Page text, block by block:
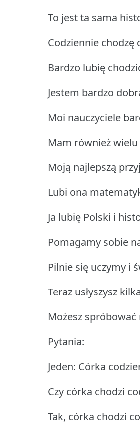
To jest ta sama
Codziennie chodzę
Bardzo lubię
Jestem bardzo
Moi nauczyciele
Mam również wielu
Moją najlepszą
Lubi ona
Ja lubię Polski i
Pomagamy sobie
Pilnie się uczymy i
Teraz usłyszysz
Możesz
Pytania:
Jeden: Córka
Czy córka chodzi
Tak, córka chodzi